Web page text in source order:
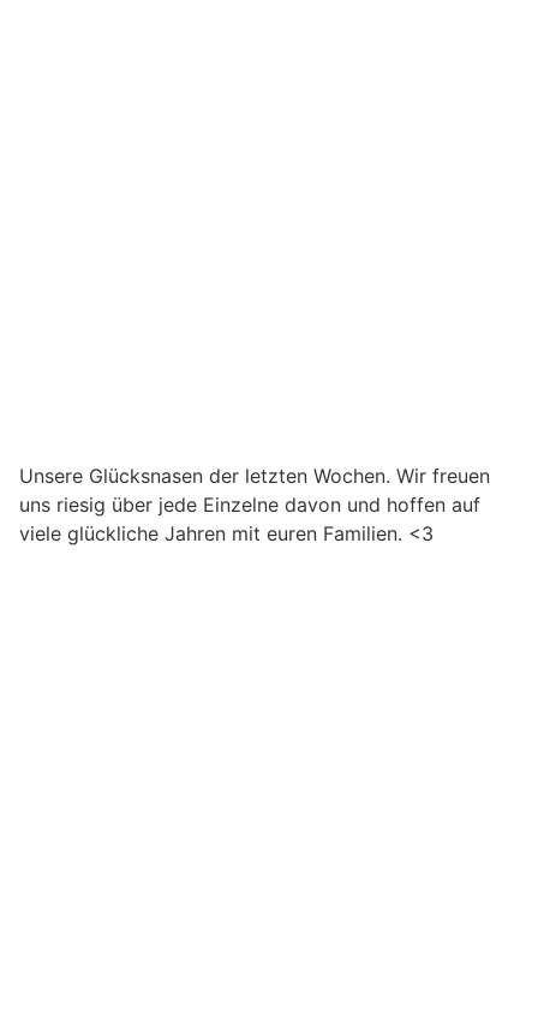
Unsere Glücksnasen der letzten Wochen. Wir freuen
uns riesig über jede Einzelne davon und hoffen auf
viele glückliche Jahren mit euren Familien. <3